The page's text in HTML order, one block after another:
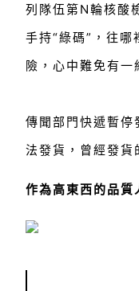
列隊伍第N輪核酸
手持“綠碼”， 往哪
險， 心中難免有一
傳聞部門快遞暫停
法發貨，曾經發貨
作為高東西的品質